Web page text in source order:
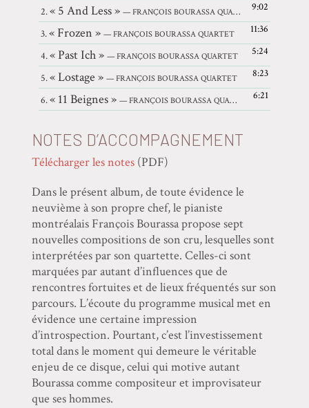
2.« 5 And Less » — FRANÇOIS BOURASSA QUARTET9:02
3.« Frozen » — FRANÇOIS BOURASSA QUARTET 11:36
4.« Past Ich » — FRANÇOIS BOURASSA QUARTET 5:24
5.« Lostage » — FRANÇOIS BOURASSA QUARTET 8:23
6.« 11 Beignes » — FRANÇOIS BOURASSA QUARTET 6:21
NOTES D’ACCOMPAGNEMENT
Télécharger les notes(PDF)
Dans le présent album, de toute évidence le
neuvième à son propre chef, le pianiste
montréalais François Bourassa propose sept
nouvelles compositions de son cru, lesquelles sont
interprétées par son quartette. Celles-ci sont
marquées par autant d’influences que de
rencontres fortuites et de lieux fréquentés sur son
parcours. L’écoute du programme musical met en
évidence une certaine impression
d’introspection. Pourtant, c’est l’investissement
total dans le moment qui demeure le véritable
enjeu de ce disque, celui qui motive autant
Bourassa comme compositeur et improvisateur
que ses hommes.